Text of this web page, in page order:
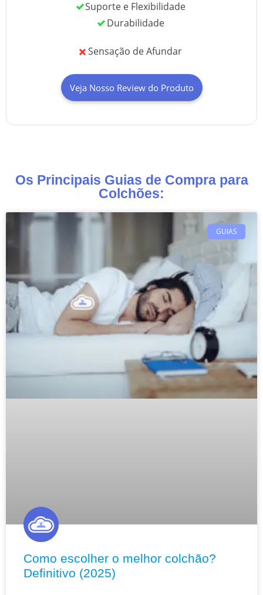
Suporte e Flexibilidade
Durabilidade
Sensação de Afundar
Veja Nosso Review do Produto
Os Principais Guias de Compra para
Colchões:
GUIAS
Como escolher o melhor colchão?
Definitivo (2025)